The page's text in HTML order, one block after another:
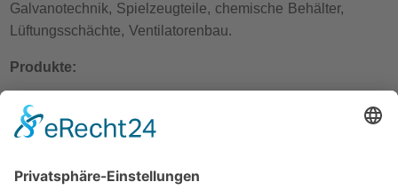
Galvanotechnik, Spielzeugteile, chemische Behälter,
Lüftungsschächte, Ventilatorenbau.
Produkte:
Vollstäbe, Hohlstäbe, Platten, Normprofile,
Schweißzusätze und Zubehör für den Behälterbau.